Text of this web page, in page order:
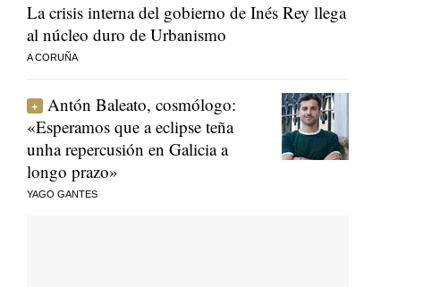
La crisis interna del gobierno de Inés Rey llega
al núcleo duro de Urbanismo
A CORUÑA
Antón Baleato, cosmólogo:
«Esperamos que a eclipse teña
unha repercusión en Galicia a
longo prazo»
YAGO GANTES